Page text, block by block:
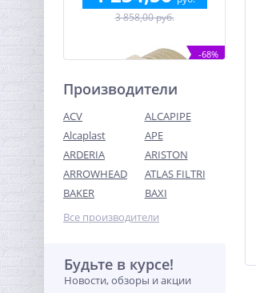
3 858,00 руб.
-68%
Ниппель резьбовой 2" (НР)
никель UNI-FITT
916,80
Производители
ACV
ALCAPIPE
Alcaplast
APE
ARDERIA
ARISTON
ARROWHEAD
ATLAS FILTRI
BAKER
BAXI
Все производители
Будьте в курсе!
Новости, обзоры и акции